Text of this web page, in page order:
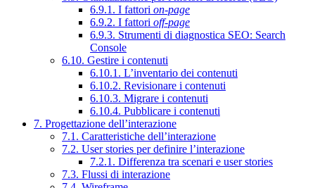
6.9.1. I fattori on-page
6.9.2. I fattori off-page
6.9.3. Strumenti di diagnostica SEO: Search
Console
6.10. Gestire i contenuti
6.10.1. L’inventario dei contenuti
6.10.2. Revisionare i contenuti
6.10.3. Migrare i contenuti
6.10.4. Pubblicare i contenuti
7. Progettazione dell’interazione
7.1. Caratteristiche dell’interazione
7.2. User stories per definire l’interazione
7.2.1. Differenza tra scenari e user stories
7.3. Flussi di interazione